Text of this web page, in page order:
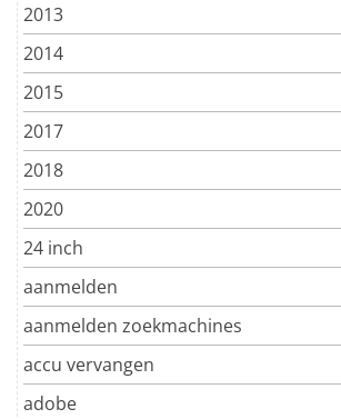
2013
2014
2015
2017
2018
2020
24 inch
aanmelden
aanmelden zoekmachines
accu vervangen
adobe